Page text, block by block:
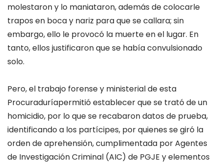
molestaron y lo maniataron, además de colocarle
trapos en bocay nariz para que se callara; sin
embargo,ello le provocó la muerteen el lugar. En
tanto, ellos justificaronque se había convulsionado
solo.
Pero, el trabajo forense y ministerialde esta
Procuraduríapermitió establecer que se trató de un
homicidio, por lo que se recabarondatos de prueba,
identificando a los partícipes, por quienes se giró la
orden de aprehensión, cumplimentada por Agentes
de Investigación Criminal (AIC) de PGJE y elementos